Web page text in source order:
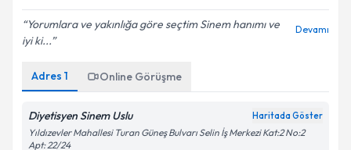
Yorumlara ve yakınlığa göre seçtim Sinem hanımı ve
iyi ki...
Devamı
Adres 1 Online Görüşme
Diyetisyen Sinem Uslu Haritada Göster
Yıldızevler Mahallesi Turan Güneş Bulvarı Selin İş Merkezi Kat:2 No:2
Apt: 22/24